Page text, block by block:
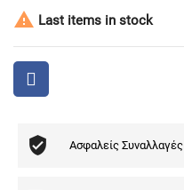
 Last items in stock
Ασφαλείς Συναλλαγές